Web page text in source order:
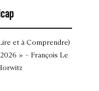
et à Comprendre)
» – François Le